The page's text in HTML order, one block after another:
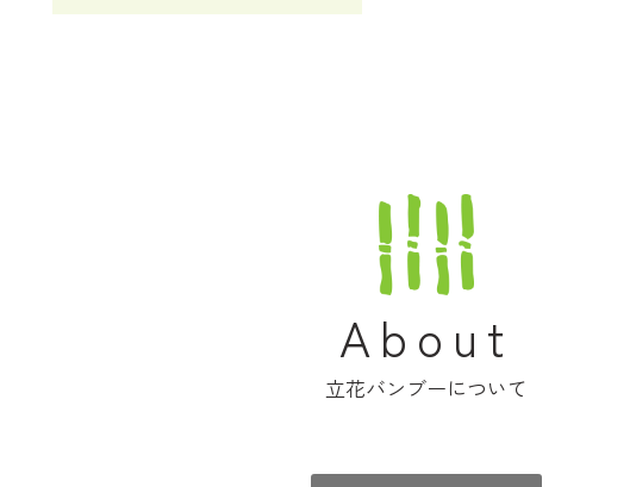
About
立花バンブーについて